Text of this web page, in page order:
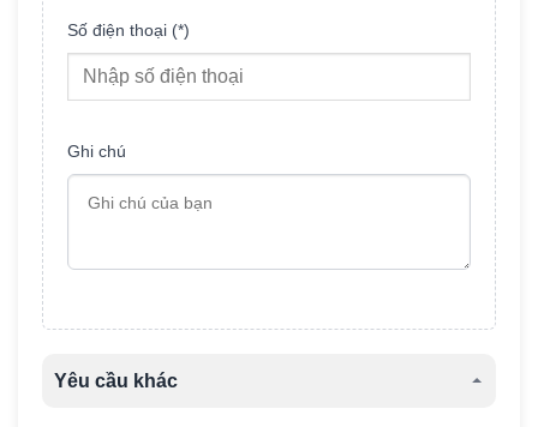
Số điện thoại (*)
Ghi chú
Yêu cầu khác